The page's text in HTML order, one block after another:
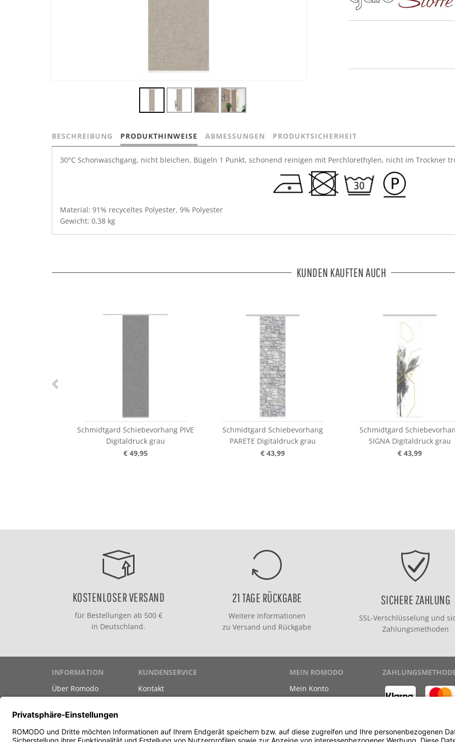
BESCHREIBUNG PRODUKTHINWEISE ABMESSUNGEN PRODUKTSICHERHEIT
30°C Schonwaschgang, nicht bleichen, Bügeln 1 Punkt, schonend reinigen mit Perchlorethylen, nicht im Trockner
Material: 91% recyceltes Polyester, 9% Polyester
Gewicht: 0,38 kg
KUNDEN KAUFTEN AUCH
Schmidtgard Schiebevorhang PIVE
Digitaldruck grau
€ 49,95
Schmidtgard Schiebevorhang
PARETE Digitaldruck grau
€ 43,99
Schmidtgard
SIGNA Digitaldruck grau
€ 43,99
KOSTENLOSER VERSAND
für Bestellungen ab 500 €
in Deutschland.
21 TAGE RÜCKGABE
Weitere Informationen
zuVersand und Rückgabe
SICHERE ZAHLUNG
SSL-Verschlüsselung und
Zahlungsmethoden
INFORMATION
Über Romodo
Datenschutz
Unsere AGB
KUNDENSERVICE
Kontakt
Newsletter
MEIN ROMODO
Mein Konto